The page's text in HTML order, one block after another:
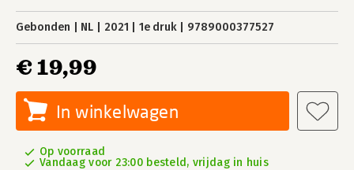
Gebonden NL 2021 1e druk 9789000377527
€ 19,99
In winkelwagen
Op voorraad
Vandaag voor 23:00 besteld, vrijdag in huis